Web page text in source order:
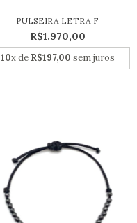
PULSEIRA LETRA F
R$1.970,00
10x de R$197,00 sem juros